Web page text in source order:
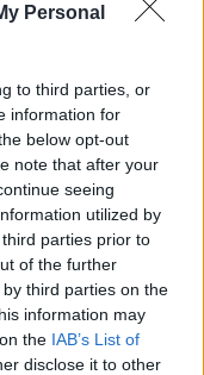
Personal
to third parties, or
information for
below opt-out
note that after your
seeing
utilized by
parties prior to
of the further
third parties on the
information may
the IAB’s List of
disclose it to other